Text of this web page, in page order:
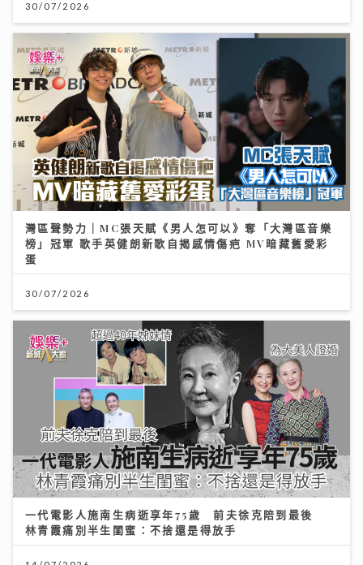
30/07/2026
灣區聲勢力｜MC張天賦《男人怎可以》奪「大灣區音樂
榜」冠軍 歌手英健朗新歌自揭感情傷疤 MV暗藏舊愛彩
蛋
30/07/2026
一代電影人施南生病逝享年75歲 前夫徐克陪到最後
林青霞痛別半生閨蜜：不捨還是得放手